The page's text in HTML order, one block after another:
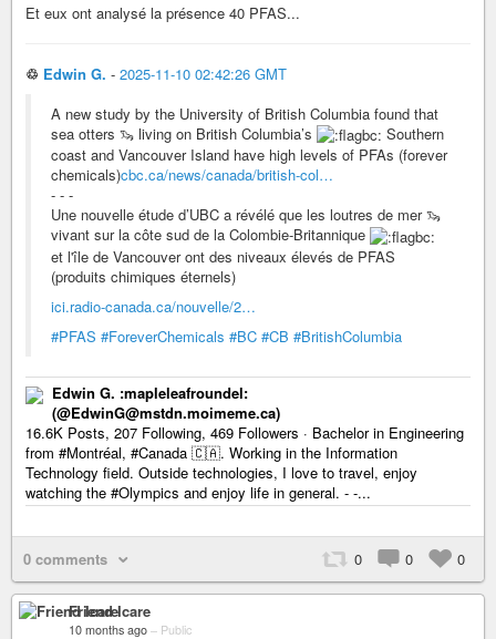
Et eux ont analysé la présence 40 PFAS...
♲ Edwin G. - 2025-11-10 02:42:26 GMT
A new study by the University of British Columbia found that
sea otters 🦦 living on British Columbia’s
Southern
coast and Vancouver Island have high levels of PFAs (forever
chemicals)cbc.ca/news/canada/british-col…
- - -
Une nouvelle étude d’UBC a révélé que les loutres de mer 🦦
vivant sur la côte sud de la Colombie-Britannique
et l'île de Vancouver ont des niveaux élevés de PFAS
(produits chimiques éternels)
ici.radio-canada.ca/nouvelle/2…
#PFAS #ForeverChemicals #BC #CB #BritishColumbia
Edwin G. :mapleleafroundel:
(@EdwinG@mstdn.moimeme.ca)
16.6K Posts, 207 Following, 469 Followers · Bachelor in Engineering
from #Montréal, #Canada 🇨🇦. Working in the Information
Technology field. Outside technologies, I love to travel, enjoy
watching the #Olympics and enjoy life in general. - -...
0 comments 0 0 0
Friend Icare
10 months ago – Public